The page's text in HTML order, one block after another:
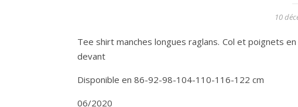
10
Tee shirt manches longues raglans. Col et poignets
devant
Disponible en 86-92-98-104-110-116-122 cm
06/2020